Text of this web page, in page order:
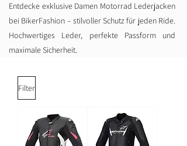
Entdecke exklusive Damen Motorrad Lederjacken
bei BikerFashion – stilvoller Schutz für jeden Ride.
Hochwertiges Leder, perfekte Passform und
maximale Sicherheit.
Filter